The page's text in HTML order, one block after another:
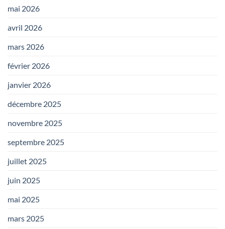
mai 2026
avril 2026
mars 2026
février 2026
janvier 2026
décembre 2025
novembre 2025
septembre 2025
juillet 2025
juin 2025
mai 2025
mars 2025